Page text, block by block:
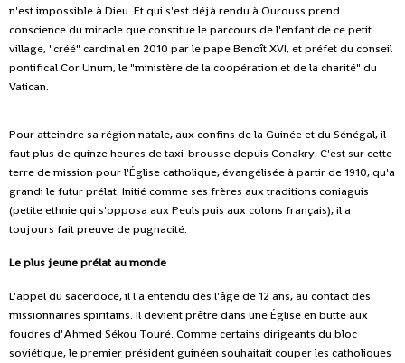
n'est impossible à Dieu. Et qui s'est déjà rendu à Ourouss prend
conscience du miracle que constitue le parcours de l'enfant de ce petit
village, "créé" cardinal en 2010 par le pape Benoît XVI, et préfet du conseil
pontifical Cor Unum, le "ministère de la coopération et de la charité" du
Vatican.
Pour atteindre sa région natale, aux confins de la Guinée et du Sénégal, il
faut plus de quinze heures de taxi-brousse depuis Conakry. C'est sur cette
terre de mission pour l'Église catholique, évangélisée à partir de 1910, qu'a
grandi le futur prélat. Initié comme ses frères aux traditions coniaguis
(petite ethnie qui s'opposa aux Peuls puis aux colons français), il a
toujours fait preuve de pugnacité.
Le plus jeune prélat au monde
L'appel du sacerdoce, il l'a entendu dès l'âge de 12 ans, au contact des
missionnaires spiritains. Il devient prêtre dans une Église en butte aux
foudres d'Ahmed Sékou Touré. Comme certains dirigeants du bloc
soviétique, le premier président guinéen souhaitait couper les catholiques